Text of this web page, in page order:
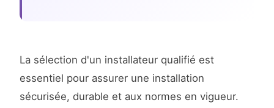
La sélection d'un installateur qualifié est
essentiel pour assurer une installation
sécurisée, durable et aux normes en vigueur.